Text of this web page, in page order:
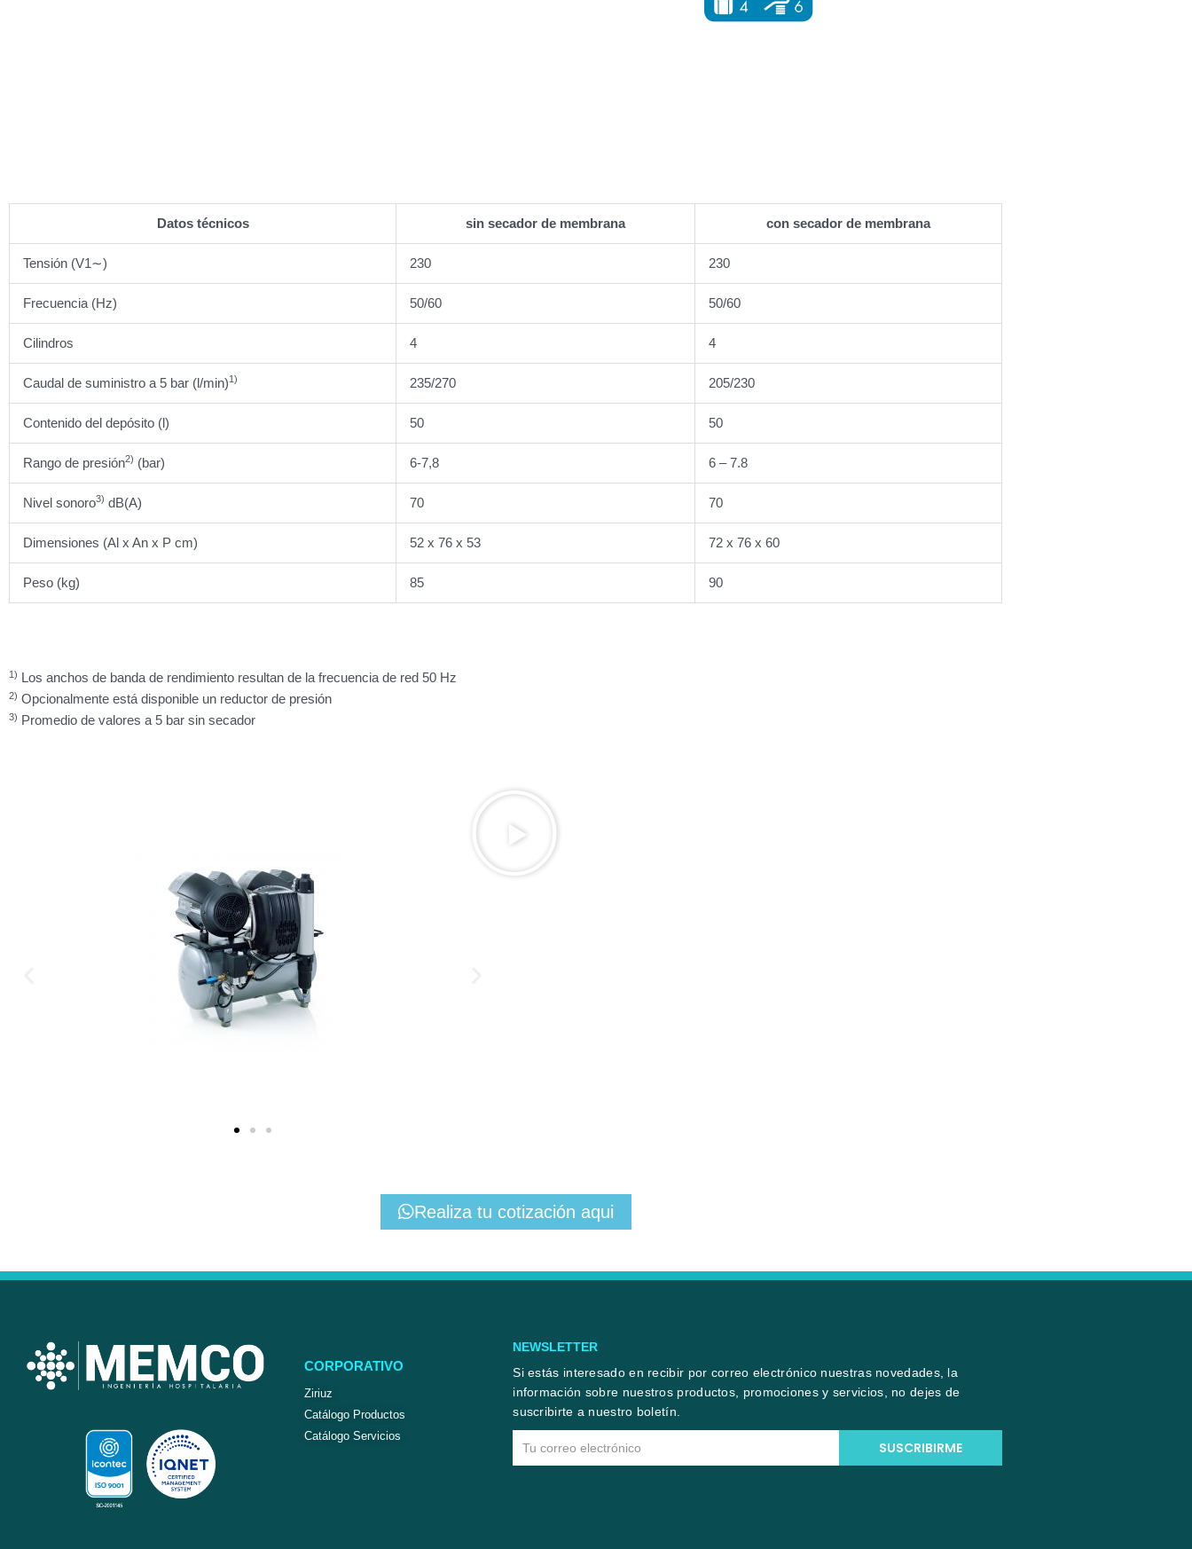
Datos técnicos sin secador de membrana con secador de membrana
Tensión (V1∼) 230 230
Frecuencia (Hz) 50/60 50/60
Cilindros 4 4
Caudal de suministro a 5 bar (l/min)1) 235/270 205/230
Contenido del depósito (l) 50 50
Rango de presión2) (bar) 6-7,8 6 – 7.8
Nivel sonoro3) dB(A) 70 70
Dimensiones (Al x An x P cm) 52 x 76 x 53 72 x 76 x 60
Peso (kg) 85 90
1) Los anchos de banda de rendimiento resultan de la frecuencia de red 50 Hz
2) Opcionalmente está disponible un reductor de presión
3) Promedio de valores a 5 bar sin secador
Realiza tu cotización aqui
CORPORATIVO
Ziriuz
Catálogo Productos
Catálogo Servicios
NEWSLETTER
Si estás interesado en recibir por correo electrónico nuestras novedades, la
información sobre nuestros productos, promociones y servicios, no dejes de
suscribirte a nuestro boletín.
SUSCRIBIRME